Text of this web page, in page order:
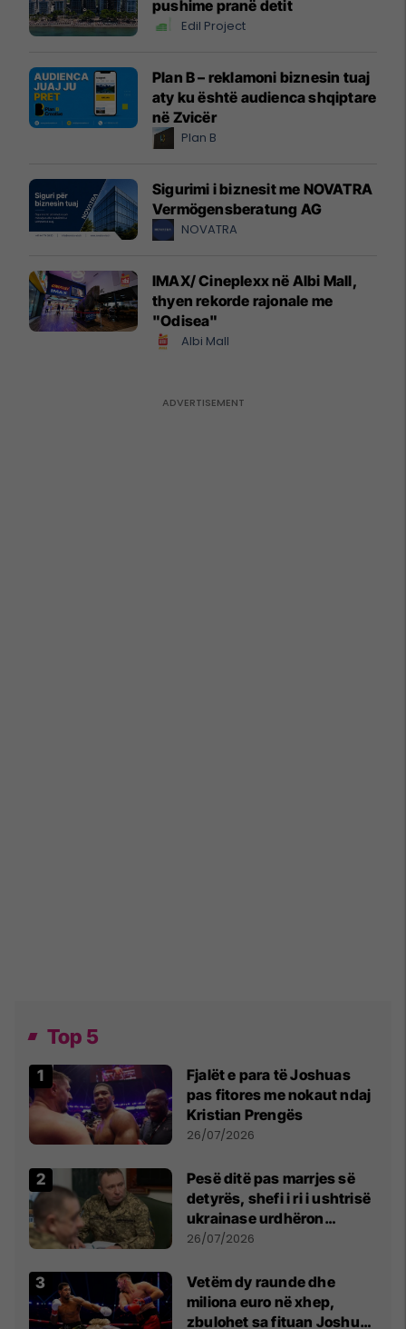
pushime pranë detit
Edil Project
Plan B – reklamoni biznesin tuaj
aty ku është audienca shqiptare
në Zvicër
Plan B
Sigurimi i biznesit me NOVATRA
Vermögensberatung AG
NOVATRA
IMAX/ Cineplexx në Albi Mall,
thyen rekorde rajonale me
"Odisea"
Albi Mall
Top 5
Fjalët e para të Joshuas
pas fitores me nokaut ndaj
Kristian Prengës
26/07/2026
Pesë ditë pas marrjes së
detyrës, shefi i ri i ushtrisë
ukrainase urdhëron
kontroll të madh
26/07/2026
Vetëm dy raunde dhe
miliona euro në xhep,
zbulohet sa fituan Joshua